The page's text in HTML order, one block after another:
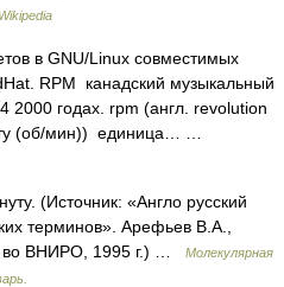
в GNU/Linux совместимых
RPM канадский музыкальный
2000 годах. rpm (англ. revolution
(об/мин)) единица… …
(Источник: «Англо русский
терминов». Арефьев В.А.,
во ВНИРО, 1995 г.) …
Молекулярная